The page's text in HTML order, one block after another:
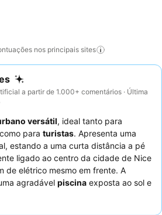
nos principais sites
a partir de 1.000+ comentários · Última
versátil, ideal tanto para
como para turistas. Apresenta uma
estando a uma curta distância a pé
ligado ao centro da cidade de Nice
de elétrico mesmo em frente. A
agradável piscina exposta ao sol e
forma gratuita. Os hóspedes elogiam